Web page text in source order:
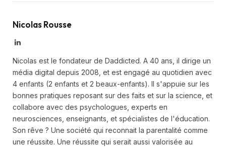
Nicolas Rousse
LinkedIn
Nicolas est le fondateur de Daddicted. A 40 ans, il dirige un
média digital depuis 2008, et est engagé au quotidien avec
4 enfants (2 enfants et 2 beaux-enfants). Il s'appuie sur les
bonnes pratiques reposant sur des faits et sur la science, et
collabore avec des psychologues, experts en
neurosciences, enseignants, et spécialistes de l'éducation.
Son rêve ? Une société qui reconnait la parentalité comme
une réussite. Une réussite qui serait aussi valorisée au